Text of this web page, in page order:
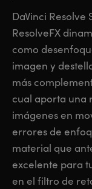
DaVinci Resolve
ResolveFX
como
imagen y
más
cual aporta una
imágenes en
errores de
material que
excelente para
en el filtro de